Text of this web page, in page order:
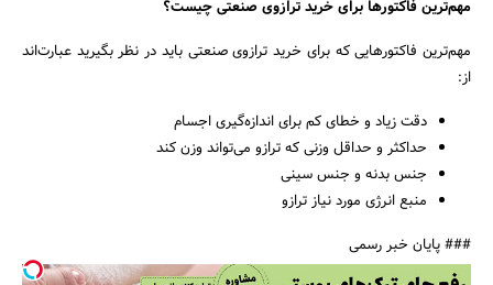
مهم‌ترین فاکتورها برای خرید ترازوی صنعتی چیست؟
مهم‌ترین فاکتورهایی که برای خرید ترازوی صنعتی باید در نظر بگیرید عبارت‌اند
از:
دقت زیاد و خطای کم برای اندازه‌گیری اجسام
حداکثر و حداقل وزنی که ترازو می‌تواند وزن کند
جنس بدنه و جنس سینی
منبع انرژی مورد نیاز ترازو
### پایان خبر رسمی